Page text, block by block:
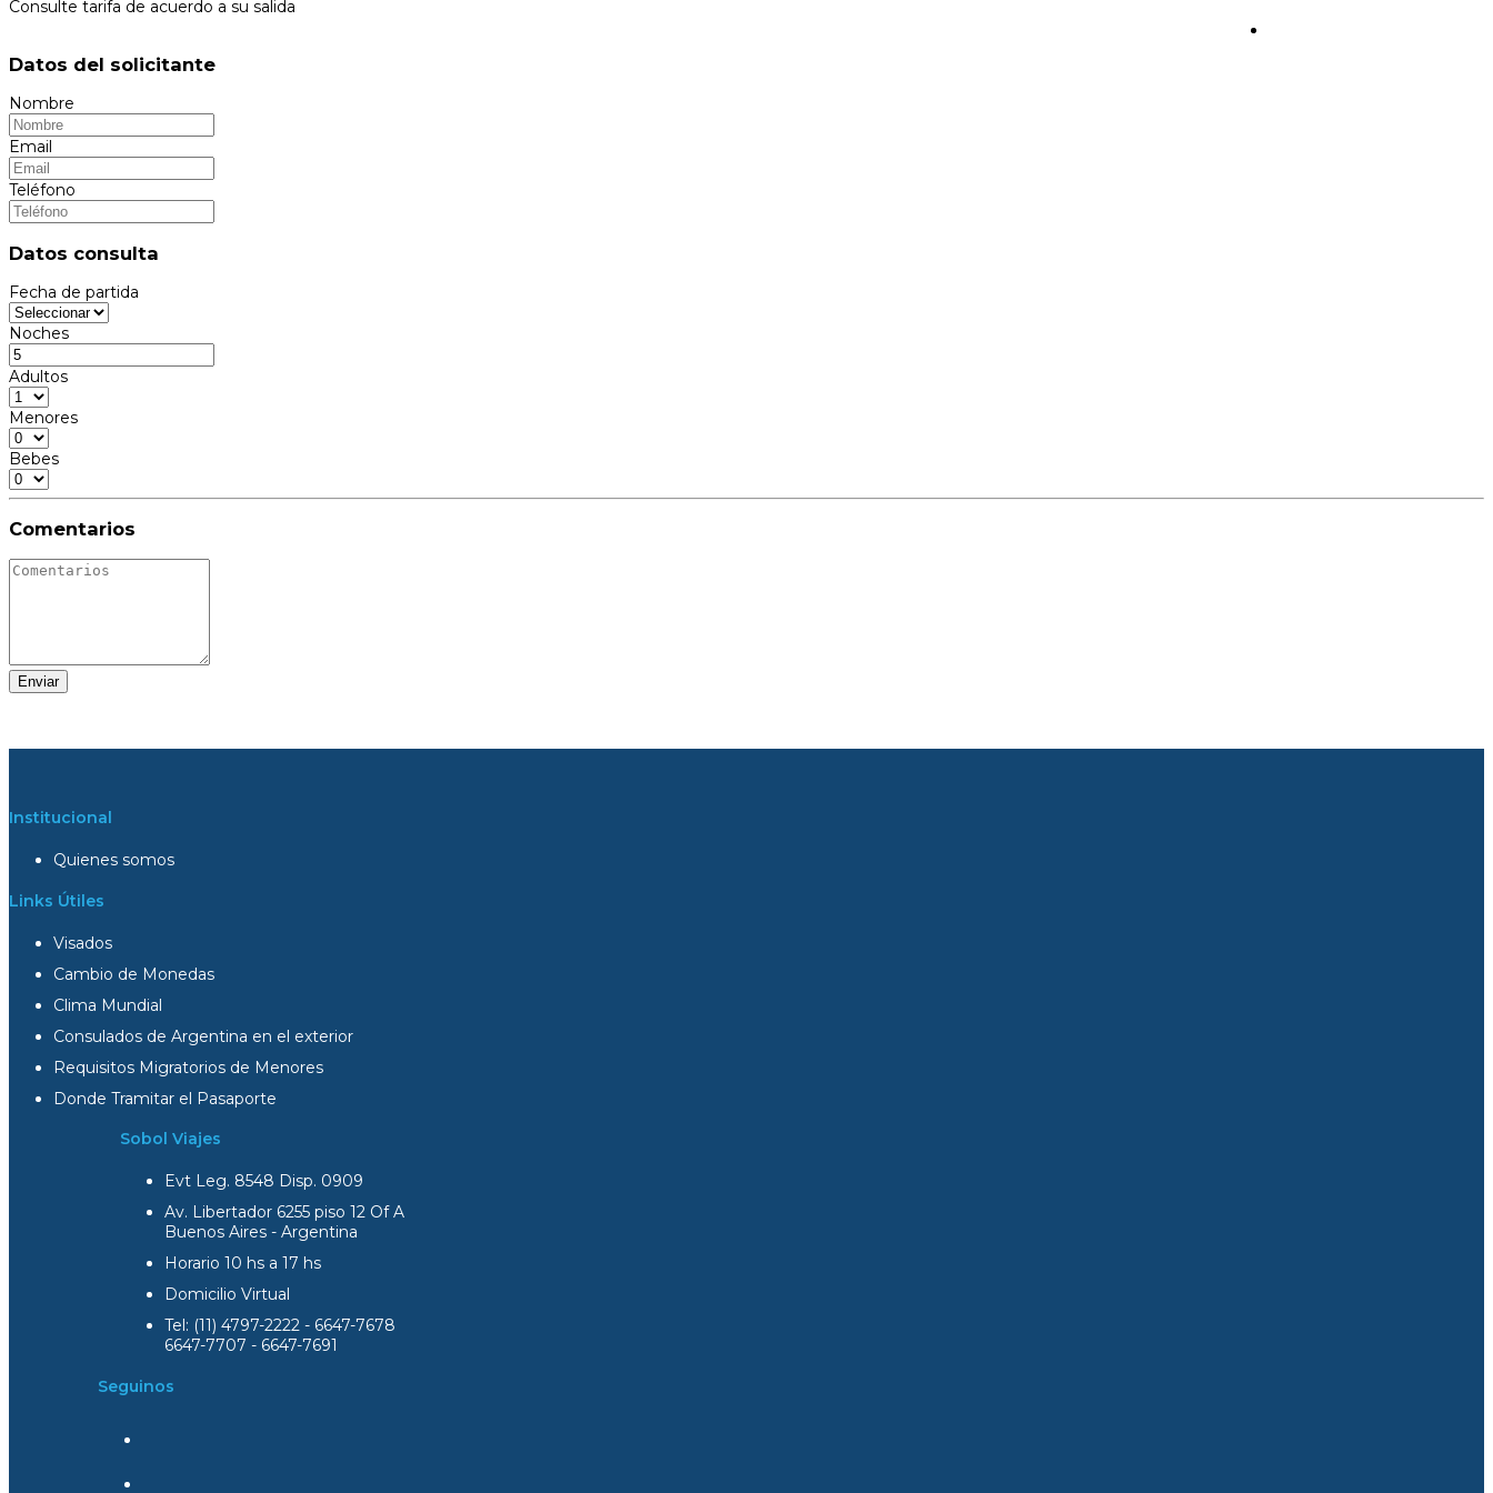
Consulte tarifa de acuerdo a su salida
Datos del solicitante
Nombre
Email
Teléfono
Datos consulta
Fecha de partida
Noches
Adultos
Menores
Bebes
Comentarios
Enviar
Institucional
Quienes somos
Links Útiles
Visados
Cambio de Monedas
Clima Mundial
Consulados de Argentina en el exterior
Requisitos Migratorios de Menores
Donde Tramitar el Pasaporte
Sobol Viajes
Evt Leg. 8548 Disp. 0909
Av. Libertador 6255 piso 12 Of A
Buenos Aires - Argentina
Horario 10 hs a 17 hs
Domicilio Virtual
Tel: (11) 4797-2222 - 6647-7678
6647-7707 - 6647-7691
Seguinos